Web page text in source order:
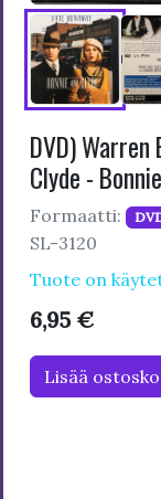
DVD) Warren
Clyde -
Formaatti:
SL-3120
Tuote on
6,95 €
Lisää